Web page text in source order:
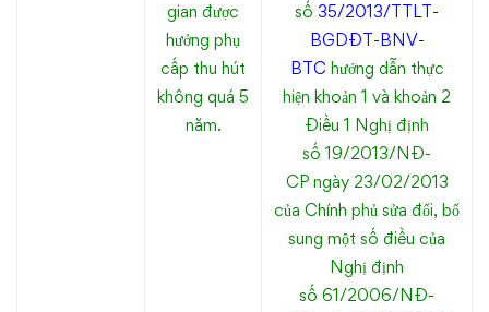
gian được
hưởng phụ
cấp thu hút
không quá 5
năm.
số 35/2013/TTLT-
BGDĐT-BNV-
BTC hướng dẫn thực
hiện khoản 1 và khoản 2
Điều 1 Nghị định
số 19/2013/NĐ-
CP ngày 23/02/2013
của Chính phủ sửa đổi, bổ
sung một số điều của
Nghị định
số 61/2006/NĐ-